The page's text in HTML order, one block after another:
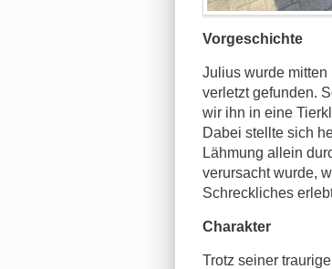
Vorgeschichte
Julius wurde mitten
verletzt gefunden.
wir ihn in eine
Dabei stellte sich
Lähmung allein
verursacht wurde,
Schreckliches
Charakter
Trotz seiner